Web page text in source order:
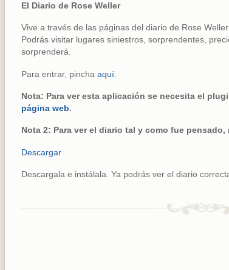
El Diario de Rose Weller
Vive a través de las páginas del diario de Rose
Podrás visitar lugares siniestros, sorprendentes,
sorprenderá.
Para entrar, pincha aquí.
Nota: Para ver esta aplicación se necesita el
página web.
Nota 2: Para ver el diario tal y como fue
Descargar
Descargala e instálala. Ya podrás ver el diario